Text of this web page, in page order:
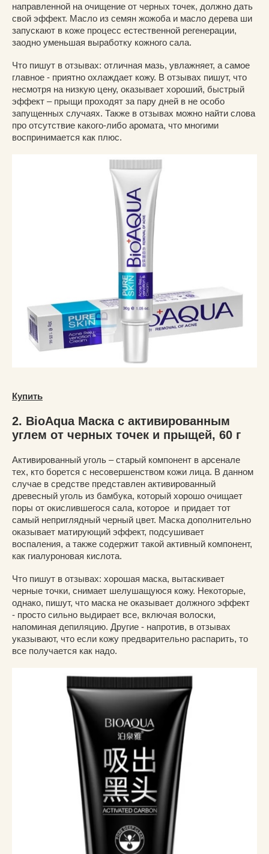
направленной на очищение от черных точек, должно дать
свой эффект. Масло из семян жожоба и масло дерева ши
запускают в коже процесс естественной регенерации,
заодно уменьшая выработку кожного сала.
Что пишут в отзывах: отличная мазь, увлажняет, а самое
главное - приятно охлаждает кожу. В отзывах пишут, что
несмотря на низкую цену, оказывает хороший, быстрый
эффект – прыщи проходят за пару дней в не особо
запущенных случаях. Также в отзывах можно найти слова
про отсутствие какого-либо аромата, что многими
воспринимается как плюс.
Купить
2. BioAqua Маска с активированным
углем от черных точек и прыщей, 60 г
Активированный уголь – старый компонент в арсенале
тех, кто борется с несовершенством кожи лица. В данном
случае в средстве представлен активированный
древесный уголь из бамбука, который хорошо очищает
поры от окислившегося сала, которое и придает тот
самый неприглядный черный цвет. Маска дополнительно
оказывает матирующий эффект, подсушивает
воспаления, а также содержит такой активный компонент,
как гиалуроновая кислота.
Что пишут в отзывах: хорошая маска, вытаскивает
черные точки, снимает шелушащуюся кожу. Некоторые,
однако, пишут, что маска не оказывает должного эффект
- просто сильно выдирает все, включая волоски,
напоминая депиляцию. Другие - напротив, в отзывах
указывают, что если кожу предварительно распарить, то
все получается как надо.